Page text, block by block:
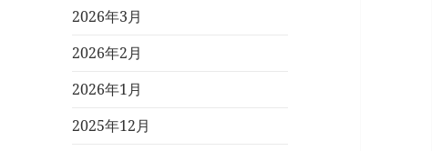
2026年3月
2026年2月
2026年1月
2025年12月